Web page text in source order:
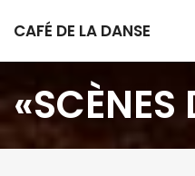
CAFÉ DE LA DANSE
«SCÈNES